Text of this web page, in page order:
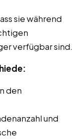
sie während
verfügbar sind.
den
und